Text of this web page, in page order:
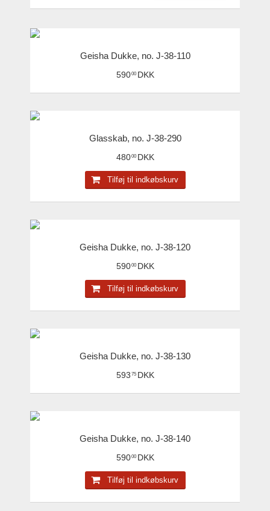
Geisha Dukke, no. J-38-110
59000 DKK
Glasskab, no. J-38-290
48000 DKK
Tilføj til indkøbskurv
Geisha Dukke, no. J-38-120
59000 DKK
Tilføj til indkøbskurv
Geisha Dukke, no. J-38-130
593 75 DKK
Geisha Dukke, no. J-38-140
59000 DKK
Tilføj til indkøbskurv